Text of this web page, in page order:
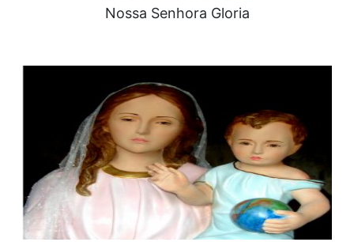
Nossa Senhora Gloria